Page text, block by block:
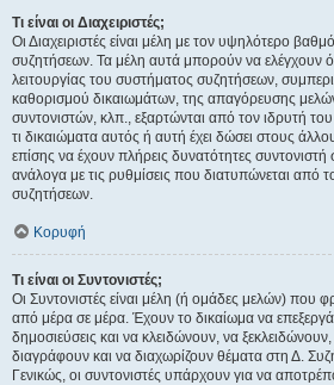
Τι είναι οι Διαχειριστές;
Οι Διαχειριστές είναι μέλη με τον υψηλότερο
συζητήσεων. Τα μέλη αυτά μπορούν να ελέγχουν
λειτουργίας του συστήματος συζητήσεων,
καθορισμού δικαιωμάτων, της απαγόρευσης
συντονιστών, κλπ., εξαρτώνται από τον ιδρυτή
τι δικαιώματα αυτός ή αυτή έχει δώσει στους
επίσης να έχουν πλήρεις δυνατότητες συντονιστή
ανάλογα με τις ρυθμίσεις που διατυπώνεται από
συζητήσεων.
Κορυφή
Τι είναι οι Συντονιστές;
Οι Συντονιστές είναι μέλη (ή ομάδες μελών) που
από μέρα σε μέρα. Έχουν το δικαίωμα να
δημοσιεύσεις και να κλειδώνουν, να
διαγράφουν και να διαχωρίζουν θέματα στη Δ.
Γενικώς, οι συντονιστές υπάρχουν για να